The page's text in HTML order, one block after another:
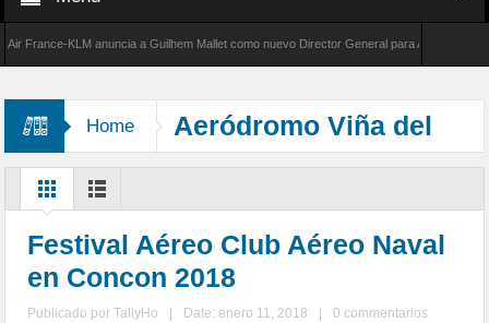
KLM anuncia a Guilhem Mallet como nuevo Director General para América Latina
Home
Aeródromo Viña del
Mar
Festival Aéreo Club Aéreo Naval
en Concon 2018
Publicado porTallyHo Date: enero 11, 2018
0 commentarios